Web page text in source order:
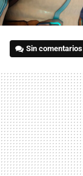
Sin comentarios